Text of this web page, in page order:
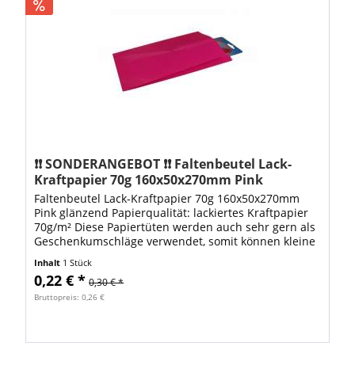
❗❗ SONDERANGEBOT ❗❗ Faltenbeutel Lack-
Kraftpapier 70g 160x50x270mm Pink
glänzend
Faltenbeutel Lack-Kraftpapier 70g 160x50x270mm
Pink glänzend Papierqualität: lackiertes Kraftpapier
70g/m² Diese Papiertüten werden auch sehr gern als
Geschenkumschläge verwendet, somit können kleine
Inhalt 1 Stück
0,22 € * 0,30 € *
Bruttopreis: 0,26 €